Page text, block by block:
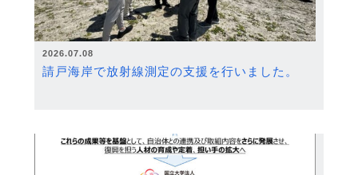
2026.07.08
請戸海岸で放射線測定の支援を行いました。